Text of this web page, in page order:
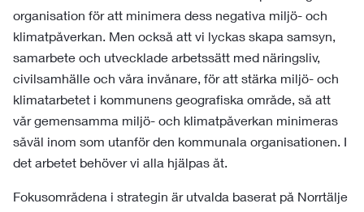
organisation för att minimera dess negativa miljö- och
klimatpåverkan. Men också att vi lyckas skapa samsyn,
samarbete och utvecklade arbetssätt med näringsliv,
civilsamhälle och våra invånare, för att stärka miljö- och
klimatarbetet i kommunens geografiska område, så att
vår gemensamma miljö- och klimatpåverkan minimeras
såväl inom som utanför den kommunala organisationen. I
det arbetet behöver vi alla hjälpas åt.
Fokusområdena i strategin är utvalda baserat på Norrtälje